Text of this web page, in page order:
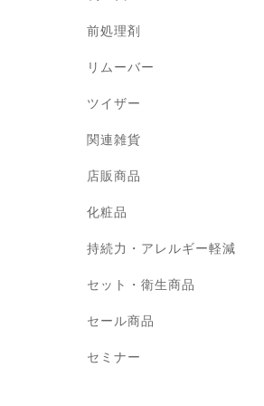
前処理剤
リムーバー
ツイザー
関連雑貨
店販商品
化粧品
持続力・アレルギー軽減
セット・衛生商品
セール商品
セミナー